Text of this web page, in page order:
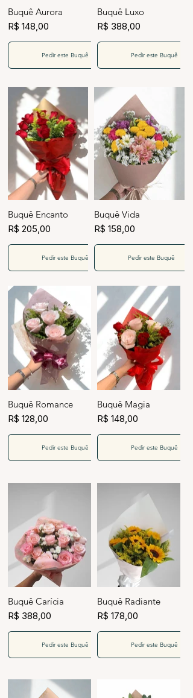
Buquê Aurora
R$ 148,00
Pedir este Buquê
Buquê Luxo
R$ 388,00
Pedir este Buquê
Buquê Encanto
R$ 205,00
Pedir este Buquê
Buquê Vida
R$ 158,00
Pedir este Buquê
Buquê Romance
R$ 128,00
Pedir este Buquê
Buquê Magia
R$ 148,00
Pedir este Buquê
Buquê Carícia
R$ 388,00
Pedir este Buquê
Buquê Radiante
R$ 178,00
Pedir este Buquê